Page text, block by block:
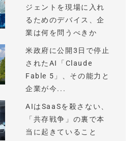
ジェントを現場に入れ
るためのデバイス、企
業は何を問うべきか
米政府に公開3日で停止
されたAI「Claude
Fable 5」、その能力と
企業が今...
AIはSaaSを殺さない、
「共存戦争」の裏で本
当に起きていること